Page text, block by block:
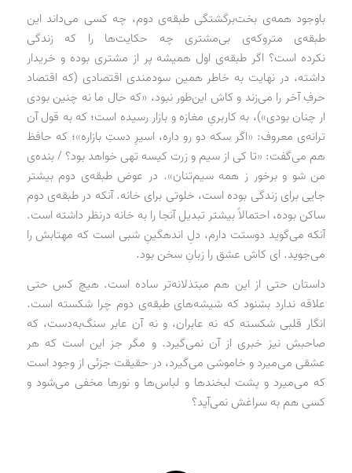
باوجود همه‌ی بخت‌برگشتگی‌ طبقه‌ی دوم، چه کسی می‌داند این
طبقه‌ی متروکه‌ی بی‌مشتری چه حکایت‌ها را که زندگی
نکرده است؟ اگر طبقه‌ی اول همیشه پر از مشتری بوده و خریدار
داشته، در نهایت به خاطر همین سودمندی اقتصادی (که اقتصاد
حرفِ آخر را می‌زند و کاش این‌طور نبود، «که حال ما نه چنین بودی
ار چنان بودی»)، به کاربریِ مغازه و بازار رسیده است؛ که به قول آن
ترانه‌ی معروف: «اگر سکه دو رو داره، اسیرِ دستِ بازاره»؛ که حافظ
هم می‌گفت: «تا کی از سیم و زرت کیسه تهی خواهد بود؟ / بنده‌ی
من شو و برخور ز همه سیم‌تنان». در عوض طبقه‌ی دوم بیشتر
جایی برای زندگی بوده است، خلوتی برای خانه. آنکه در طبقه‌ی دوم
ساکن بوده، احتمالاً بیشتر تبدیل آنجا را به خانه درنظر داشته است.
آنکه می‌گوید دوستت دارم، دلِ اندهگینِ شبی است که مهتابش را
می‌جوید. ای کاش عشق را زبانِ سخن بود.
داستان حتی از این هم مبتذلانه‌تر ساده است. هیچ کس حتی
علاقه ندارد بشنود که شیشه‌های طبقه‌ی دوم چرا شکسته است.
انگار قلبی شکسته که نه عابران، و نه آن عابر سنگ‌به‌دست، که
صاحبش نیز خبری از آن نمی‌گیرد. و مگر جز این است که هر
عشقی می‌میرد و خاموشی می‌گیرد، در حقیقت جزئی از وجود است
که می‌میرد و پشت لبخندها و لباس‌ها و نورها مخفی می‌شود و
کسی هم به سراغش نمی‌آید؟